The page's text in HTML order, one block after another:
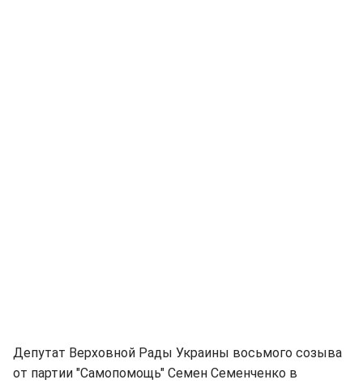
Депутат Верховной Рады Украины восьмого созыва
от партии "Самопомощь" Семен Семенченко в